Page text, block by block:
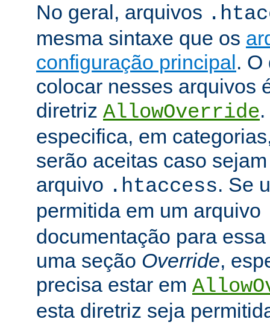
No geral, arquivos
mesma sintaxe que os
configuração principal. O
colocar nesses arquivos
diretriz AllowOverride
especifica, em
serão aceitas caso
arquivo .htaccess. Se
permitida em um arquivo
documentação para
uma seção Override,
precisa estar em
esta diretriz seja